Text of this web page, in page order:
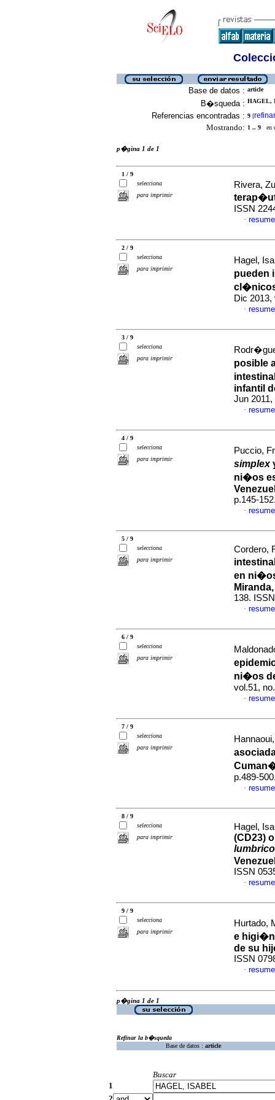
Base de datos : article
B�squeda : HAGEL,
Referencias encontradas : 9 [refinar
Mostrando: 1 .. 9 en
p�gina 1 de 1
1 / 9
selecciona
para imprimir
Rivera,
ISSN
·
2 / 9
selecciona
para imprimir
Hagel,
pueden
Dic 2013,
·
3 / 9
selecciona
para imprimir
posible
infantil
Jun
·
4 / 9
selecciona
para imprimir
Puccio,
simplex
ni�os
p.145-
·
5 / 9
selecciona
para imprimir
Cordero,
en
138.
·
6 / 9
selecciona
para imprimir
ni�os
vol.51,
·
7 / 9
selecciona
para imprimir
p.489-
·
8 / 9
selecciona
para imprimir
Hagel,
(CD23)
ISSN
·
9 / 9
selecciona
para imprimir
Hurtado,
e
de su
ISSN
·
p�gina 1 de 1
Refinar la b�squeda
Base de datos : article
Buscar
1